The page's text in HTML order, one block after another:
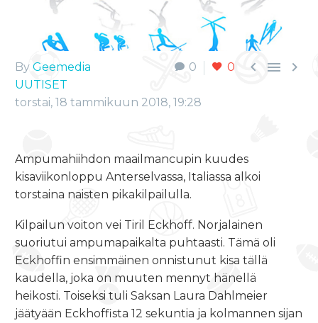
0 0   
By Geemedia
UUTISET
torstai, 18 tammikuun 2018, 19:28
Ampumahiihdon maailmancupin kuudes
kisaviikonloppu Anterselvassa, Italiassa alkoi
torstaina naisten pikakilpailulla.
Kilpailun voiton vei Tiril Eckhoff. Norjalainen
suoriutui ampumapaikalta puhtaasti. Tämä oli
Eckhoffin ensimmäinen onnistunut kisa tällä
kaudella, joka on muuten mennyt hänellä
heikosti. Toiseksi tuli Saksan Laura Dahlmeier
jäätyään Eckhoffista 12 sekuntia ja kolmannen sijan